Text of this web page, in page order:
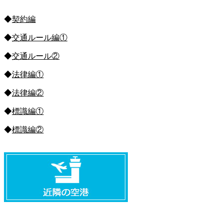
◆契約編
◆交通ルール編①
◆交通ルール②
◆法律編①
◆法律編②
◆標識編①
◆標識編②